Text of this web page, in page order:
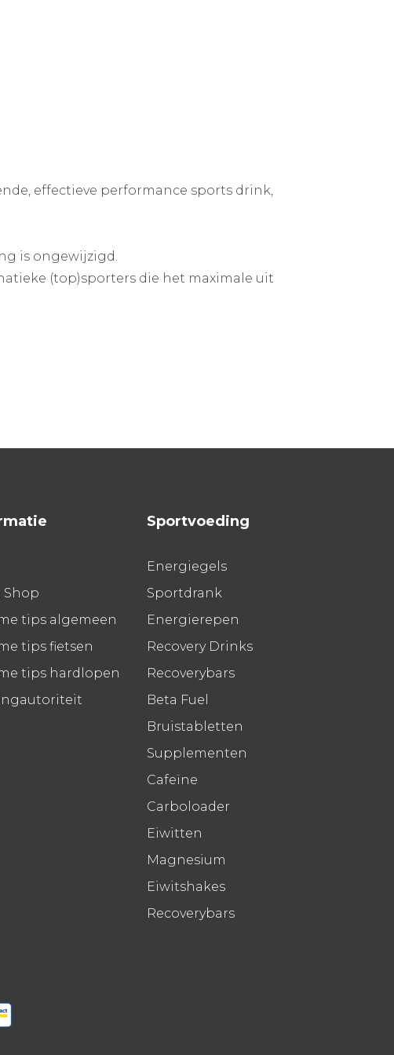
effectieve performance sports drink,
is ongewijzigd.
(top)sporters die het maximale uit
Shop
tips algemeen
tips fietsen
tips hardlopen
Sportvoeding
Energiegels
Sportdrank
Energierepen
Recovery Drinks
Recoverybars
Beta Fuel
Bruistabletten
Supplementen
Cafeïne
Carboloader
Eiwitten
Magnesium
Eiwitshakes
Recoverybars